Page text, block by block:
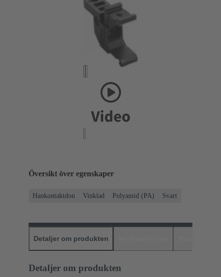
Översikt över egenskaper
Hankontaktdon Vinklad Polyamid (PA) Svart
Detaljer om produkten
Detaljer om produkten